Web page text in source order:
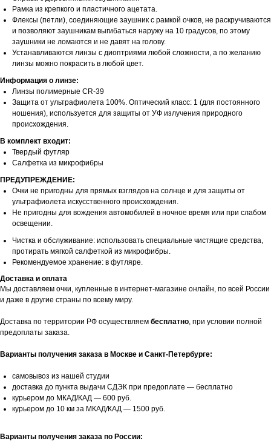
Рамка из крепкого и пластичного ацетата.
Флексы (петли), соединяющие заушник с рамкой очков, не раскручиваются
и позволяют заушникам выгибаться наружу на 10 градусов, по этому
заушники не ломаются и не давят на голову.
Устанавливаются линзы с диоптриями любой сложности, а по желанию
линзы можно покрасить в любой цвет.
Информация о линзе:
Линзы полимерные CR-39
Защита от ультрафиолета 100%. Оптический класс: 1 (для постоянного
ношения), используется для защиты от УФ излучения природного
происхождения.
В комплект входит:
Твердый футляр
Салфетка из микрофибры
ПРЕДУПРЕЖДЕНИЕ:
Очки не пригодны для прямых взглядов на солнце и для защиты от
ультрафиолета искусственного происхождения.
Не пригодны для вождения автомобилей в ночное время или при слабом
освещении.
Чистка и обслуживание: использовать специальные чистящие средства,
протирать мягкой салфеткой из микрофибры.
Рекомендуемое хранение: в футляре.
Доставка и оплата
Мы доставляем очки, купленные в интернет-магазине онлайн, по всей России
и даже в другие страны по всему миру.
Доставка по территории РФ осуществляем бесплатно, при условии полной
предоплаты заказа.
Варианты получения заказа в Москве и Санкт-Петербурге:
самовывоз из нашей студии
доставка до пункта выдачи СДЭК при предоплате — бесплатно
курьером до МКАД/КАД — 600 руб.
курьером до 10 км за МКАД/КАД — 1500 руб.
Варианты получения заказа по России: